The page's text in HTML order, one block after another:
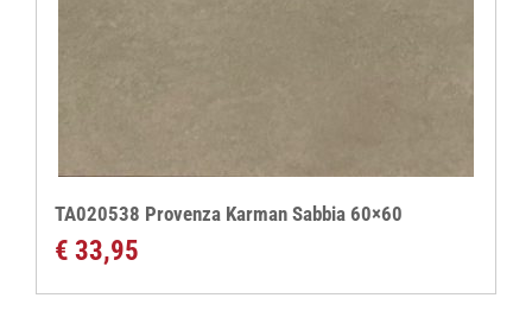
TA020538 Provenza Karman Sabbia 60×60
€ 33,95